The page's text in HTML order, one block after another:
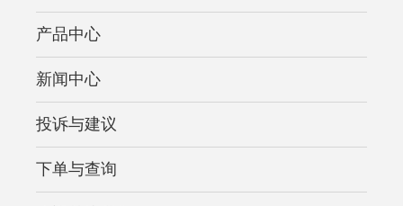
产品中心
新闻中心
投诉与建议
下单与查询